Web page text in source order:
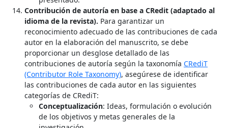
Contribución de autoría en base a CRedit (adaptado al
idioma de la revista). Para garantizar un
reconocimiento adecuado de las contribuciones de cada
autor en la elaboración del manuscrito, se debe
proporcionar un desglose detallado de las
contribuciones de autoría según la taxonomía CRediT
(Contributor Role Taxonomy), asegúrese de identificar
las contribuciones de cada autor en las siguientes
categorías de CRediT:
Conceptualización: Ideas, formulación o evolución
de los objetivos y metas generales de la